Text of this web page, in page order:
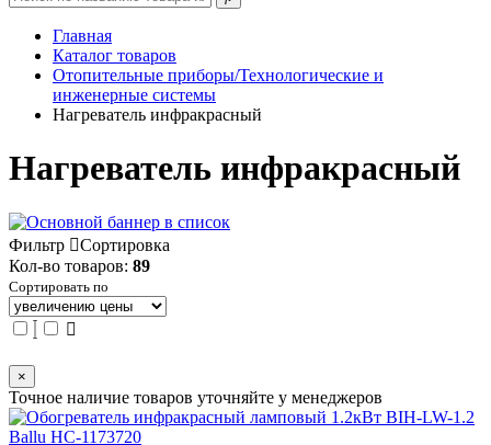
Главная
Каталог товаров
Отопительные приборы/Технологические и
инженерные системы
Нагреватель инфракрасный
Нагреватель инфракрасный
Фильтр
Сортировка
Кол-во товаров: 89
Сортировать по
×
Точное наличие товаров уточняйте у менеджеров